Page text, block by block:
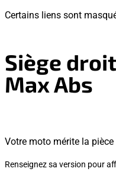
Certains liens sont
Siège
Max Abs
Votre moto mérite la
Renseignez sa version pour